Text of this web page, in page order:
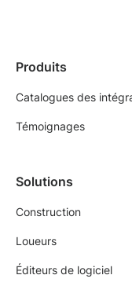
Produits
Catalogues des
Témoignages
Solutions
Construction
Loueurs
Éditeurs de logiciel